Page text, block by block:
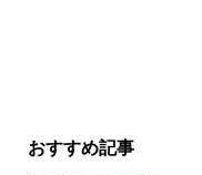
おすすめ記事